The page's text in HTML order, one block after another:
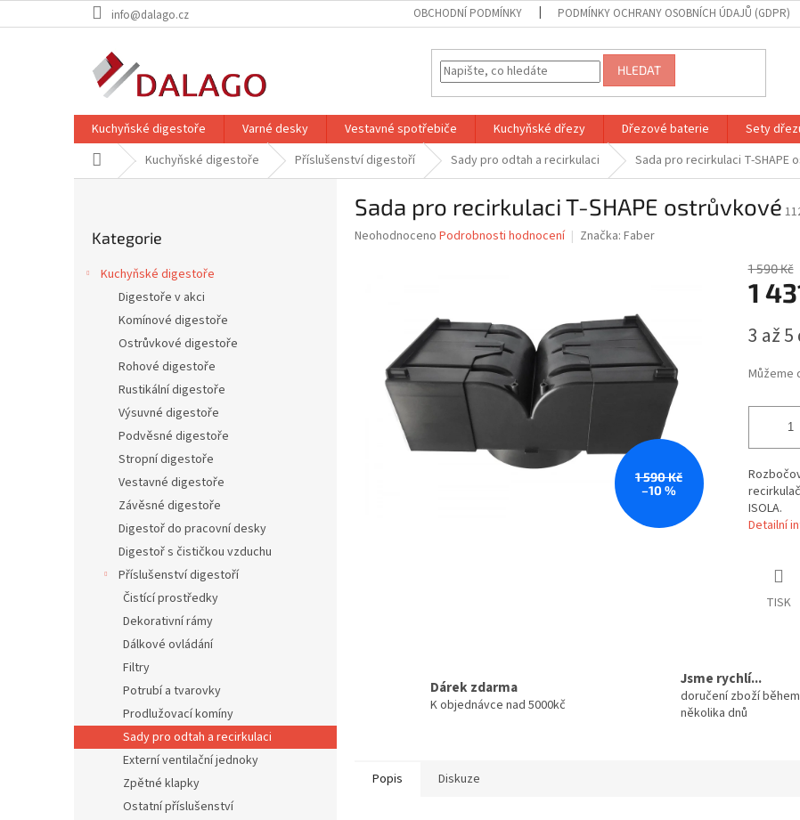
na
info@dalago.cz OBCHODNÍ PODMÍNKY PODMÍNKY OCHRANY OSOBNÍCH ÚDAJŮ (GDPR)
HLEDAT
Kuchyňské digestoře Varné desky Vestavné spotřebiče Kuchyňské dřezy Dřezové baterie Sety
Domů Kuchyňské digestoře Příslušenství digestoří Sady pro odtah a recirkulaci Sada pro recirkulaci T-SHAPE
kategorie
Kategorie
Kuchyňské digestoře
Digestoře v akci
Komínové digestoře
Ostrůvkové digestoře
Rohové digestoře
Rustikální digestoře
Výsuvné digestoře
Podvěsné digestoře
Stropní digestoře
Vestavné digestoře
Závěsné digestoře
Digestoř do pracovní desky
Digestoř s čističkou vzduchu
Příslušenství digestoří
Čistící prostředky
Dekorativní rámy
Dálkové ovládání
Filtry
Potrubí a tvarovky
Prodlužovací komíny
Sady pro odtah a recirkulaci
Externí ventilační jednoky
Zpětné klapky
Ostatní příslušenství
Sada pro recirkulaci T-SHAPE ostrůvkové
Průměrné
hvězdiček.
Neohodnoceno Podrobnosti hodnocení Značka: Faber
1 590 Kč
–10 %
1 590 Kč
1
cena:
3 až
Můžeme
ISOLA.
Detailní
TISK
Dárek zdarma
K objednávce nad 5000kč
Jsme rychlí...
doručení zboží během
několika dnů
Popis Diskuze